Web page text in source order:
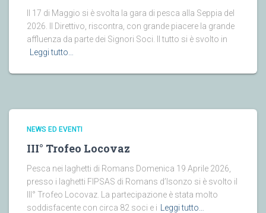
Il 17 di Maggio si è svolta la gara di pesca alla Seppia del
2026. Il Direttivo, riscontra, con grande piacere la grande
affluenza da parte dei Signori Soci. Il tutto si è svolto in
Leggi tutto…
NEWS ED EVENTI
III° Trofeo Locovaz
Pesca nei laghetti di Romans Domenica 19 Aprile 2026,
presso i laghetti FIPSAS di Romans d’Isonzo si è svolto il
III° Trofeo Locovaz. La partecipazione è stata molto
soddisfacente con circa 82 soci e i
Leggi tutto…